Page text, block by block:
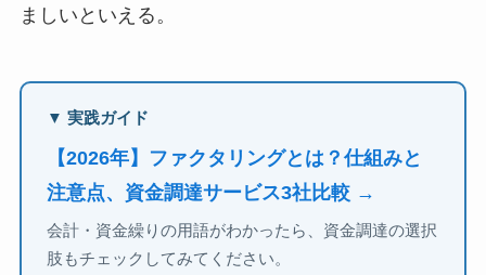
ましいといえる。
▼ 実践ガイド
【2026年】ファクタリングとは？仕組みと
注意点、資金調達サービス3社比較 →
会計・資金繰りの用語がわかったら、資金調達の選択
肢もチェックしてみてください。